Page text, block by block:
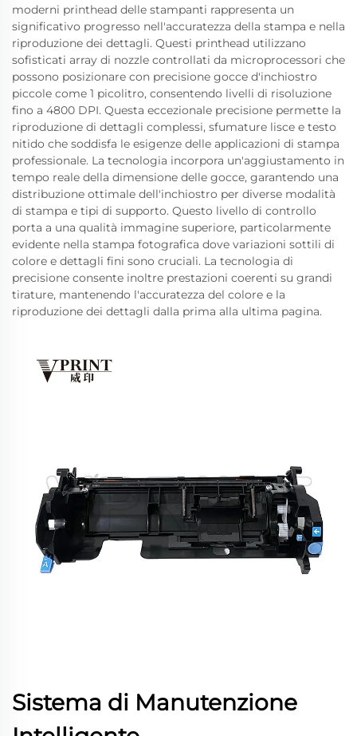
moderni printhead delle stampanti rappresenta un
significativo progresso nell'accuratezza della stampa e nella
riproduzione dei dettagli. Questi printhead utilizzano
sofisticati array di nozzle controllati da microprocessori che
possono posizionare con precisione gocce d'inchiostro
piccole come 1 picolitro, consentendo livelli di risoluzione
fino a 4800 DPI. Questa eccezionale precisione permette la
riproduzione di dettagli complessi, sfumature lisce e testo
nitido che soddisfa le esigenze delle applicazioni di stampa
professionale. La tecnologia incorpora un'aggiustamento in
tempo reale della dimensione delle gocce, garantendo una
distribuzione ottimale dell'inchiostro per diverse modalità
di stampa e tipi di supporto. Questo livello di controllo
porta a una qualità immagine superiore, particolarmente
evidente nella stampa fotografica dove variazioni sottili di
colore e dettagli fini sono cruciali. La tecnologia di
precisione consente inoltre prestazioni coerenti su grandi
tirature, mantenendo l'accuratezza del colore e la
riproduzione dei dettagli dalla prima alla ultima pagina.
Sistema di Manutenzione